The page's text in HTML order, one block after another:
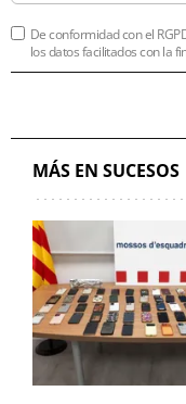
De conformidad con el
los datos facilitados con la
MÁS EN SUCESOS